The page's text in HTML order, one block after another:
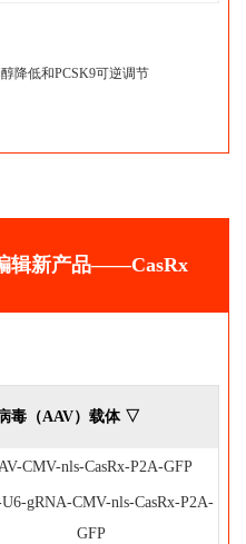
降低和PCSK9可逆调节
辑新产品——CasRx
毒（AAV）载体 ▽
CMV-nls-CasRx-P2A-GFP
gRNA-CMV-nls-CasRx-P2A-
GFP